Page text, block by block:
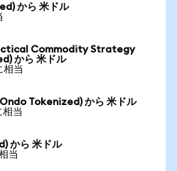
から 米ドル
Commodity Strategy
から 米ドル
相当
Tokenized) から 米ドル
当
から 米ドル
当